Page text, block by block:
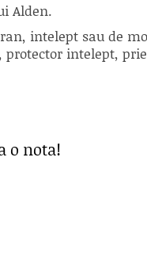
Alden.
intelept sau de
protector intelept,
o nota!